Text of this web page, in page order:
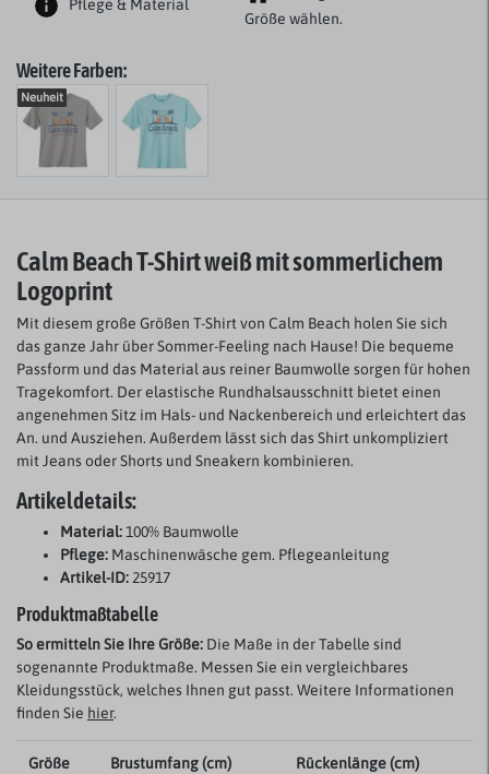
Pflege & Material
Größe wählen.
Weitere Farben:
Neuheit
Calm Beach T-Shirt weiß mit sommerlichem
Logoprint
Mit diesem große Größen T-Shirt von Calm Beach holen Sie sich
das ganze Jahr über Sommer-Feeling nach Hause! Die bequeme
Passform und das Material aus reiner Baumwolle sorgen für hohen
Tragekomfort. Der elastische Rundhalsausschnitt bietet einen
angenehmen Sitz im Hals- und Nackenbereich und erleichtert das
An. und Ausziehen. Außerdem lässt sich das Shirt unkompliziert
mit Jeans oder Shorts und Sneakern kombinieren.
Artikeldetails:
Material:100% Baumwolle
Pflege: Maschinenwäsche gem. Pflegeanleitung
Artikel-ID:25917
Produktmaßtabelle
So ermitteln Sie Ihre Größe: Die Maße in der Tabelle sind
sogenannte Produktmaße. Messen Sie ein vergleichbares
Kleidungsstück, welches Ihnen gut passt. Weitere Informationen
finden Sie hier.
Größe Brustumfang (cm) Rückenlänge (cm)